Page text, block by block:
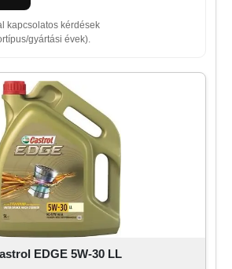
kapcsolatos kérdések
gyártási évek).
EDGE 5W-30 LL